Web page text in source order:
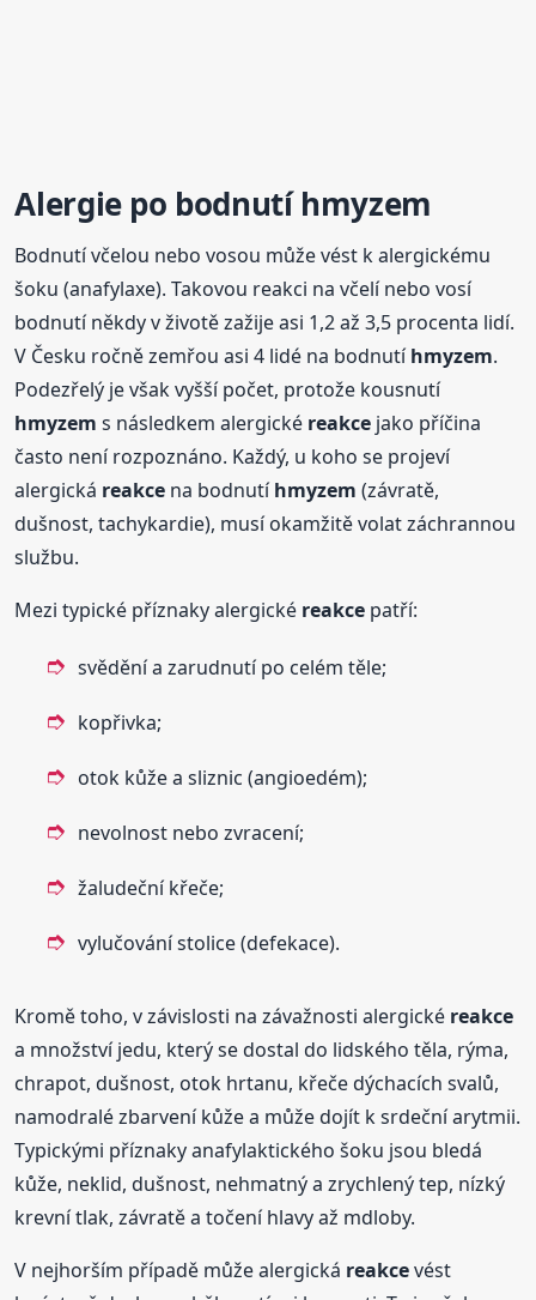
Alergie po bodnutíhmyzem
Bodnutí včelou nebo vosou může vést k alergickému
šoku (anafylaxe). Takovou reakci na včelí nebo vosí
bodnutí někdy v životě zažije asi 1,2 až 3,5 procenta lidí.
V Česku ročně zemřou asi 4 lidé na bodnutíhmyzem.
Podezřelý je však vyšší počet, protože kousnutí
hmyzem s následkem alergické reakce jako příčina
často není rozpoznáno. Každý, u koho se projeví
alergická reakce na bodnutíhmyzem (závratě,
dušnost, tachykardie), musí okamžitě volat záchrannou
službu.
Mezi typické příznaky alergické reakce patří:
svědění a zarudnutí po celém těle;
kopřivka;
otok kůže a sliznic (angioedém);
nevolnost nebo zvracení;
žaludeční křeče;
vylučování stolice (defekace).
Kromě toho, v závislosti na závažnosti alergické reakce
a množství jedu, který se dostal do lidského těla, rýma,
chrapot, dušnost, otok hrtanu, křeče dýchacích svalů,
namodralé zbarvení kůže a může dojít k srdeční arytmii.
Typickými příznaky anafylaktického šoku jsou bledá
kůže, neklid, dušnost, nehmatný a zrychlený tep, nízký
krevní tlak, závratě a točení hlavy až mdloby.
V nejhorším případě může alergická reakcevést